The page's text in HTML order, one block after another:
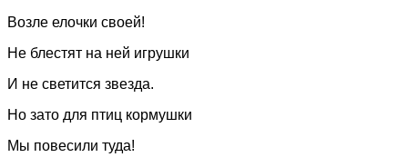
Возле елочки своей!
Не блестят на ней игрушки
И не светится звезда.
Но зато для птиц кормушки
Мы повесили туда!